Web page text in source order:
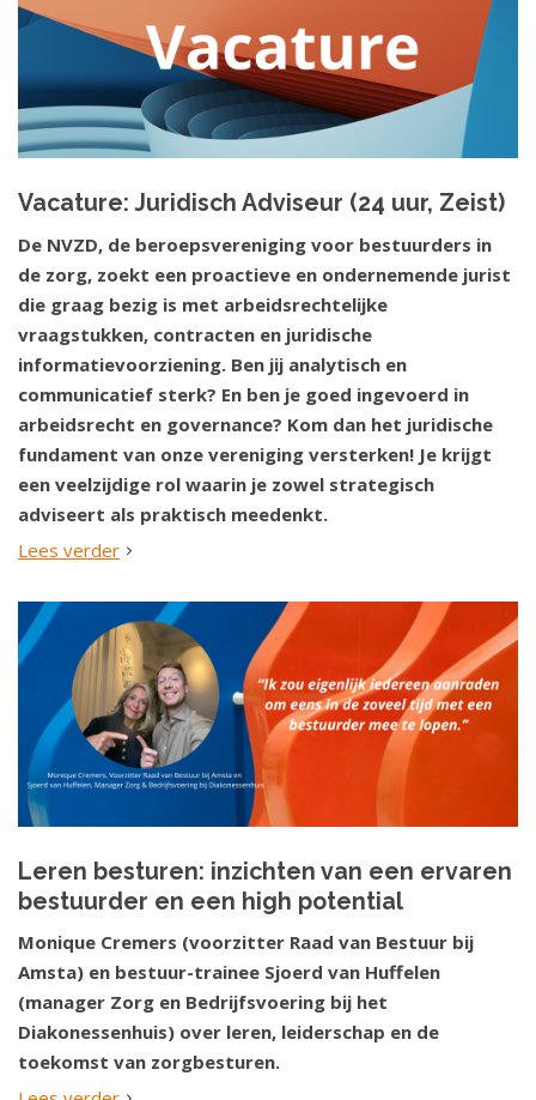
Vacature: Juridisch Adviseur (24 uur, Zeist)
De NVZD, de beroepsvereniging voor bestuurders in
de zorg, zoekt een proactieve en ondernemende jurist
die graag bezig is met arbeidsrechtelijke
vraagstukken, contracten en juridische
informatievoorziening. Ben jij analytisch en
communicatief sterk? En ben je goed ingevoerd in
arbeidsrecht en governance? Kom dan het juridische
fundament van onze vereniging versterken! Je krijgt
een veelzijdige rol waarin je zowel strategisch
adviseert als praktisch meedenkt.
Lees verder
Leren besturen: inzichten van een ervaren
bestuurder en een high potential
Monique Cremers (voorzitter Raad van Bestuur bij
Amsta) en bestuur-trainee Sjoerd van Huffelen
(manager Zorg en Bedrijfsvoering bij het
Diakonessenhuis) over leren, leiderschap en de
toekomst van zorgbesturen.